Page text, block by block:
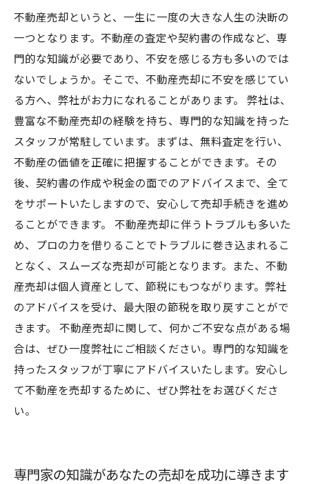
不動産売却というと、一生に一度の大きな人生の決断の
一つとなります。不動産の査定や契約書の作成など、専
門的な知識が必要であり、不安を感じる方も多いのでは
ないでしょうか。そこで、不動産売却に不安を感じてい
る方へ、弊社がお力になれることがあります。 弊社は、
豊富な不動産売却の経験を持ち、専門的な知識を持った
スタッフが常駐しています。まずは、無料査定を行い、
不動産の価値を正確に把握することができます。その
後、契約書の作成や税金の面でのアドバイスまで、全て
をサポートいたしますので、安心して売却手続きを進め
ることができます。 不動産売却に伴うトラブルも多いた
め、プロの力を借りることでトラブルに巻き込まれるこ
となく、スムーズな売却が可能となります。また、不動
産売却は個人資産として、節税にもつながります。弊社
のアドバイスを受け、最大限の節税を取り戻すことがで
きます。 不動産売却に関して、何かご不安な点がある場
合は、ぜひ一度弊社にご相談ください。専門的な知識を
持ったスタッフが丁寧にアドバイスいたします。安心し
て不動産を売却するために、ぜひ弊社をお選びくださ
い。
専門家の知識があなたの売却を成功に導きます